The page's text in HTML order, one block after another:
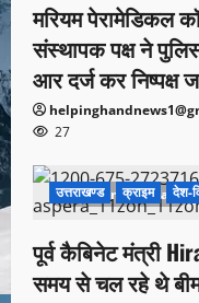
मरियम पेरामेडिकल
संस्थापक पक्ष ने
आर दर्ज कर निष्पक्ष
27
1 minute read
उत्तराखण्ड क्राइम देश-
पूर्व कैबिनेट मंत्री
समय से चल रहे थे